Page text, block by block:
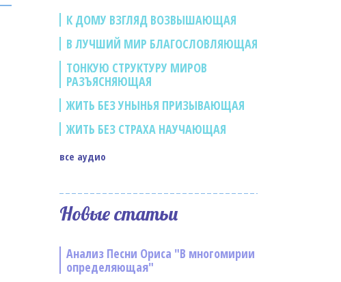
К ДОМУ ВЗГЛЯД ВОЗВЫШАЮЩАЯ
В ЛУЧШИЙ МИР БЛАГОСЛОВЛЯЮЩАЯ
ТОНКУЮ СТРУКТУРУ МИРОВ
РАЗЪЯСНЯЮЩАЯ
ЖИТЬ БЕЗ УНЫНЬЯ ПРИЗЫВАЮЩАЯ
ЖИТЬ БЕЗ СТРАХА НАУЧАЮЩАЯ
все аудио
Новые статьи
Анализ Песни Ориса "В многомирии
определяющая"